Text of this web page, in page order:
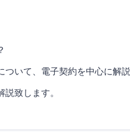
いて、電子契約を中心に解
致します。